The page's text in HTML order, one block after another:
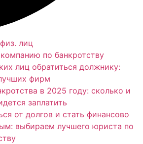
лиц
по банкротству
лиц обратиться должнику:
фирм
в 2025 году: сколько и
заплатить
от долгов и стать финансово
выбираем лучшего юриста по